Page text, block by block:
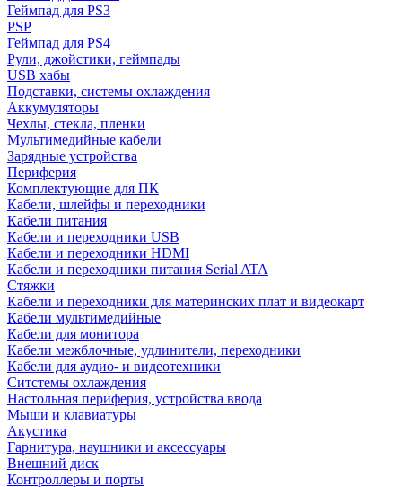
Геймпад для PS3
PSP
Геймпад для PS4
Рули, джойстики, геймпады
USB хабы
Подставки, системы охлаждения
Аккумуляторы
Чехлы, стекла, пленки
Мультимедийные кабели
Зарядные устройства
Периферия
Комплектующие для ПК
Кабели, шлейфы и переходники
Кабели питания
Кабели и переходники USB
Кабели и переходники HDMI
Кабели и переходники питания Serial ATA
Стяжки
Кабели и переходники для материнских плат и видеокарт
Кабели мультимедийные
Кабели для монитора
Кабели межблочные, удлинители, переходники
Кабели для аудио- и видеотехники
Ситстемы охлаждения
Настольная периферия, устройства ввода
Мыши и клавиатуры
Акустика
Гарнитура, наушники и аксессуары
Внешний диск
Контроллеры и порты